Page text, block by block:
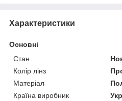
Характеристики
Основні
Стан
Колір лінз
Матеріал
Країна виробник